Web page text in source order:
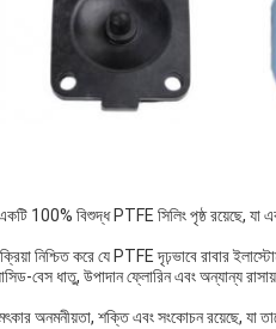
100% বিশুদ্ধ PTFE সিলিং পৃষ্ঠ রয়েছে, যা
নিশ্চিত করে যে PTFE দৃঢ়ভাবে রাবার
বেস ধাতু, উপাদান ফ্লোরিন এবং অন্যান্য
অনমনীয়তা, শক্তি এবং সংকোচন রয়েছে, যা